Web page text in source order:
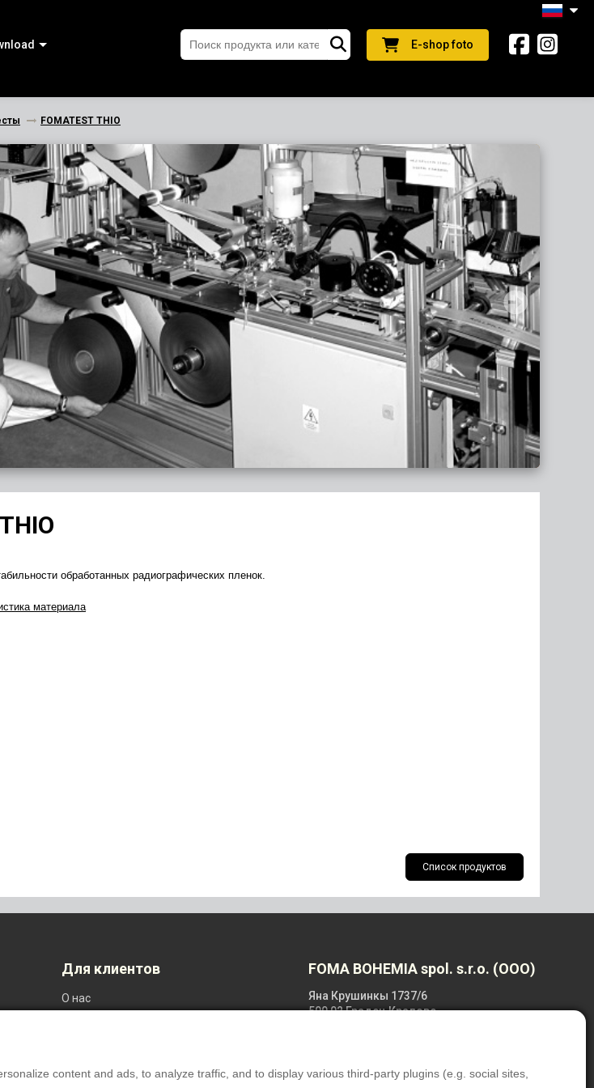
content and ads, to analyze traffic, and to display various third-party plugins (e.g. social sites,
E-shop foto
FOMATEST THIO
обработанных радиографических пленок.
материала
Список продуктов
Для клиентов
O нас
FOMA BOHEMIA spol. s.r.o. (OOO)
Яна Крушинкы 1737/6
500 02 Градец Кралове
+420 495 733 111